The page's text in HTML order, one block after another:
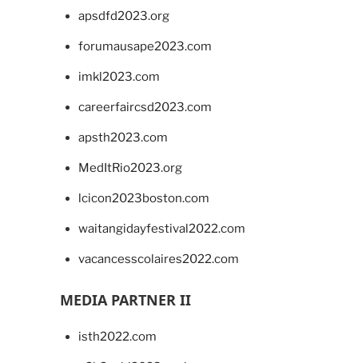
apsdfd2023.org
forumausape2023.com
imkl2023.com
careerfaircsd2023.com
apsth2023.com
MedItRio2023.org
lcicon2023boston.com
waitangidayfestival2022.com
vacancesscolaires2022.com
MEDIA PARTNER II
isth2022.com